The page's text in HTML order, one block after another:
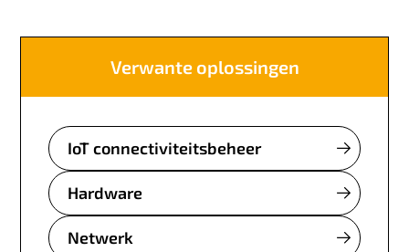
Verwante oplossingen
IoT connectiviteitsbeheer
Hardware
Netwerk